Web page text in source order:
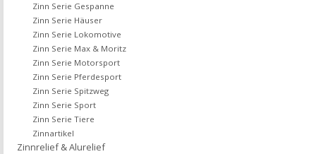
Zinn Serie Gespanne
Zinn Serie Häuser
Zinn Serie Lokomotive
Zinn Serie Max & Moritz
Zinn Serie Motorsport
Zinn Serie Pferdesport
Zinn Serie Spitzweg
Zinn Serie Sport
Zinn Serie Tiere
Zinnartikel
Zinnrelief & Alurelief